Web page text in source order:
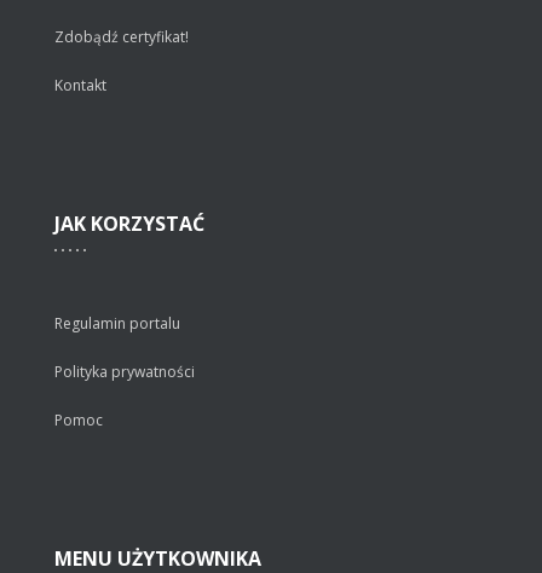
Zdobądź certyfikat!
Kontakt
JAK KORZYSTAĆ
Regulamin portalu
Polityka prywatności
Pomoc
MENU UŻYTKOWNIKA